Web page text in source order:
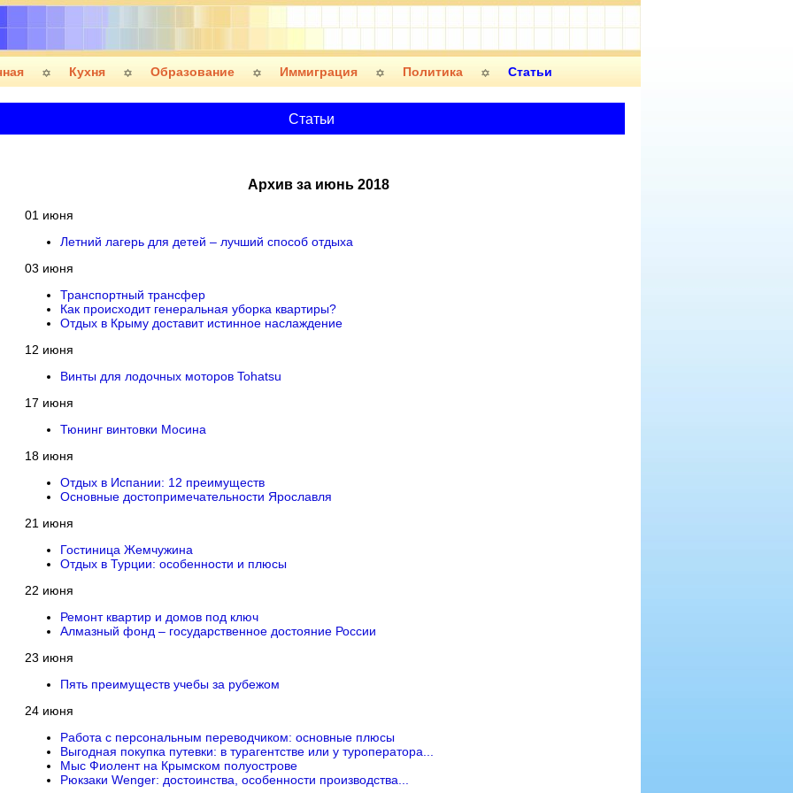
Кухня Образование Иммиграция Политика Статьи
Статьи
Архив за июнь 2018
01 июня
Летний лагерь для детей – лучший способ отдыха
03 июня
Транспортный трансфер
Как происходит генеральная уборка квартиры?
Отдых в Крыму доставит истинное наслаждение
12 июня
Винты для лодочных моторов Tohatsu
17 июня
Тюнинг винтовки Мосина
18 июня
Отдых в Испании: 12 преимуществ
Основные достопримечательности Ярославля
21 июня
Гостиница Жемчужина
Отдых в Турции: особенности и плюсы
22 июня
Ремонт квартир и домов под ключ
Алмазный фонд – государственное достояние России
23 июня
Пять преимуществ учебы за рубежом
24 июня
Работа с персональным переводчиком: основные плюсы
Выгодная покупка путевки: в турагентстве или у туроператора...
Мыс Фиолент на Крымском полуострове
Рюкзаки Wenger: достоинства, особенности производства...